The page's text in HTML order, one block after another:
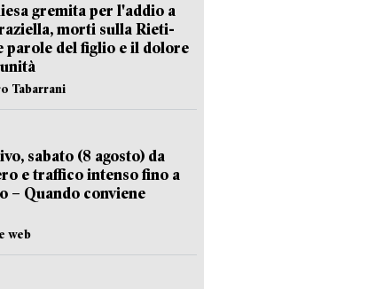
gremita per l'addio a
morti sulla Rieti-
parole del figlio e il dolore
Tabarrani
sabato (8 agosto) da
e traffico intenso fino a
– Quando conviene
web